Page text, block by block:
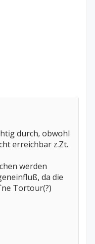
durch, obwohl
erreichbar z.Zt.
werden
da die
Tortour(?)